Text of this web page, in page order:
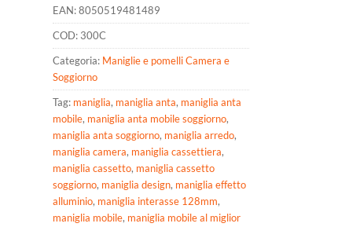
EAN:8050519481489
COD: 300C
Categoria: Maniglie e pomelli Camera e
Soggiorno
Tag: maniglia, maniglia anta, maniglia anta
mobile, maniglia anta mobile soggiorno,
maniglia anta soggiorno, maniglia arredo,
maniglia camera, maniglia cassettiera,
maniglia cassetto, maniglia cassetto
soggiorno, maniglia design, maniglia effetto
alluminio, maniglia interasse 128mm,
maniglia mobile, maniglia mobile al miglior